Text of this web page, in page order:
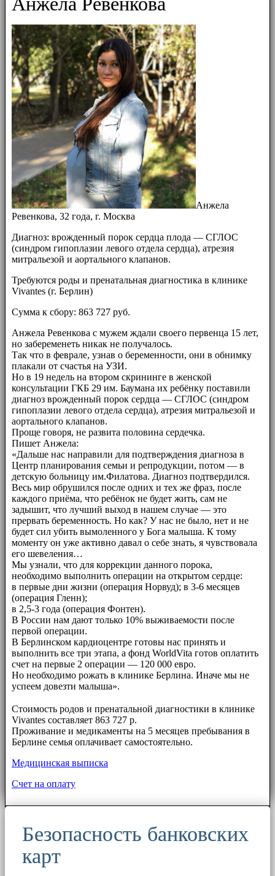
Анжела
Ревенкова, 32 года, г. Москва
Диагноз: врожденный порок сердца плода — СГЛОС
(синдром гипоплазии левого отдела сердца), атрезия
митральезой и аортального клапанов.
Требуются роды и пренатальная диагностика в клинике
Vivantes (г. Берлин)
Сумма к сбору: 863 727 руб.
Анжела Ревенкова с мужем ждали своего первенца 15 лет,
но забеременеть никак не получалось.
Так что в феврале, узнав о беременности, они в обнимку
плакали от счастья на УЗИ.
Но в 19 недель на втором скрининге в женской
консультации ГКБ 29 им. Баумана их ребёнку поставили
диагноз врожденный порок сердца — СГЛОС (синдром
гипоплазии левого отдела сердца), атрезия митральезой и
аортального клапанов.
Проще говоря, не развита половина сердечка.
Пишет Анжела:
«Дальше нас направили для подтверждения диагноза в
Центр планирования семьи и репродукции, потом — в
детскую больницу им.Филатова. Диагноз подтвердился.
Весь мир обрушился после одних и тех же фраз, после
каждого приёма, что ребёнок не будет жить, сам не
задышит, что лучший выход в нашем случае — это
прервать беременность. Но как? У нас не было, нет и не
будет сил убить вымоленного у Бога малыша. К тому
моменту он уже активно давал о себе знать, я чувствовала
его шевеления…
Мы узнали, что для коррекции данного порока,
необходимо выполнить операции на открытом сердце:
в первые дни жизни (операция Норвуд); в 3-6 месяцев
(операция Гленн);
в 2,5-3 года (операция Фонтен).
В России нам дают только 10% выживаемости после
первой операции.
В Берлинском кардиоцентре готовы нас принять и
выполнить все три этапа, а фонд WorldVita готов оплатить
счет на первые 2 операции — 120 000 евро.
Но необходимо рожать в клинике Берлина. Иначе мы не
успеем довезти малыша».
Стоимость родов и пренатальной диагностики в клинике
Vivantes составляет 863 727 р.
Проживание и медикаменты на 5 месяцев пребывания в
Берлине семья оплачивает самостоятельно.
Медицинская выписка
Счет на оплату
Безопасность банковских
карт